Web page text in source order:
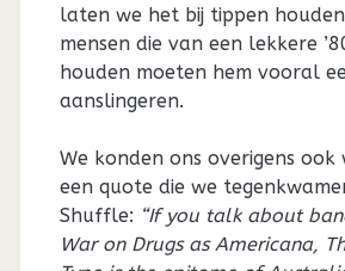
laten we het bij tippen
mensen die van een lekkere
houden moeten hem vooral
aanslingeren.
We konden ons overigens ook
een quote die we
Shuffle: “If you talk about
War on Drugs as Americana,